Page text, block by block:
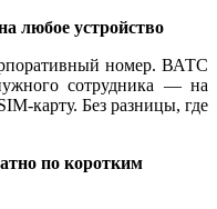
любое устройство
номер. ВАТС
сотрудника — на
карту. Без разницы, где
по коротким